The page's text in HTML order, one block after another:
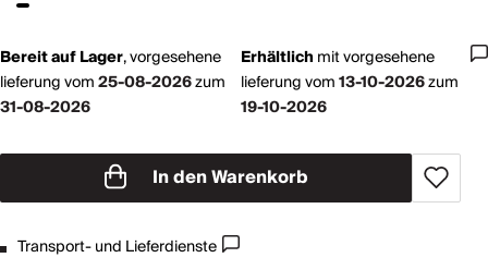
Bereit auf Lager,vorgesehene
lieferung vom25-08-2026zum
31-08-2026
Erhältlich mitvorgesehene
lieferung vom13-10-2026zum
19-10-2026
In den Warenkorb
Transport- und Lieferdienste